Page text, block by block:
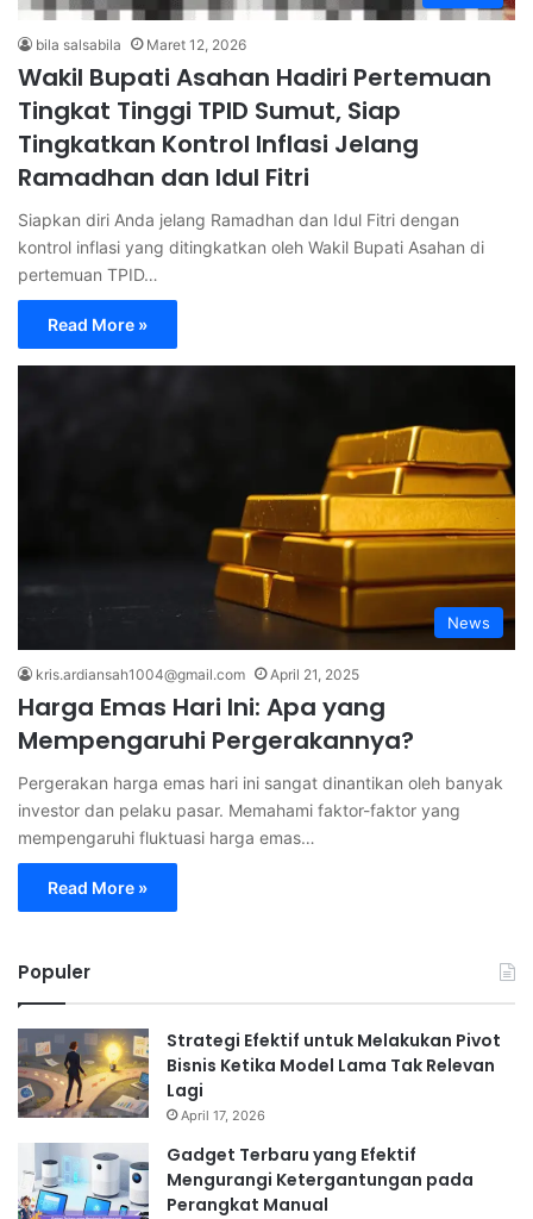
bila salsabila Maret 12, 2026
Wakil Bupati Asahan Hadiri Pertemuan
Tingkat Tinggi TPID Sumut, Siap
Tingkatkan Kontrol Inflasi Jelang
Ramadhan dan Idul Fitri
Siapkan diri Anda jelang Ramadhan dan Idul Fitri dengan
kontrol inflasi yang ditingkatkan oleh Wakil Bupati Asahan di
pertemuan TPID…
Read More »
News
kris.ardiansah1004@gmail.com April 21, 2025
Harga Emas Hari Ini: Apa yang
Mempengaruhi Pergerakannya?
Pergerakan harga emas hari ini sangat dinantikan oleh banyak
investor dan pelaku pasar. Memahami faktor-faktor yang
mempengaruhi fluktuasi harga emas…
Read More »
Populer
Strategi Efektif untuk Melakukan Pivot
Bisnis Ketika Model Lama Tak Relevan
Lagi
April 17, 2026
Gadget Terbaru yang Efektif
Mengurangi Ketergantungan pada
Perangkat Manual